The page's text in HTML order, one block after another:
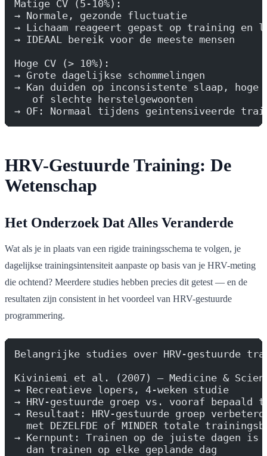
Matige CV (5-10%):
→ Normale, gezonde fluctuatie
→ Lichaam reageert gepast op training en
→ IDEAAL bereik voor de meeste mensen
Hoge CV (> 10%):
→ Grote dagelijkse schommelingen
→ Kan duiden op inconsistente slaap, hoge
   of slechte herstelgewoonten
→ OF: Normaal tijdens geintensiveerde
HRV-Gestuurde Training: De
Wetenschap
Het Onderzoek Dat Alles Veranderde
Wat als je in plaats van een rigide trainingsschema te volgen, je
dagelijkse trainingsintensiteit aanpaste op basis van je HRV-meting
die ochtend? Meerdere studies hebben precies dit getest — en de
resultaten zijn consistent in het voordeel van HRV-gestuurde
programmering.
Belangrijke studies over HRV-gestuurde
Kiviniemi et al. (2007) — Medicine &
→ Recreatieve lopers, 4-weken studie
→ HRV-gestuurde groep vs. vooraf bepaald
→ Resultaat: HRV-gestuurde groep verbeterde
met DEZELFDE of MINDER totale
→ Kernpunt: Trainen op de juiste dagen is
  dan trainen op elke geplande dag